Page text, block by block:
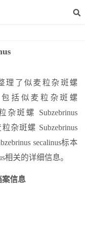
了似麦粒杂斑螺
包括似麦粒杂斑螺
杂斑螺 Subzebrinus
杂斑螺 Subzebrinus
secalinus标本
相关的详细信息。
案信息